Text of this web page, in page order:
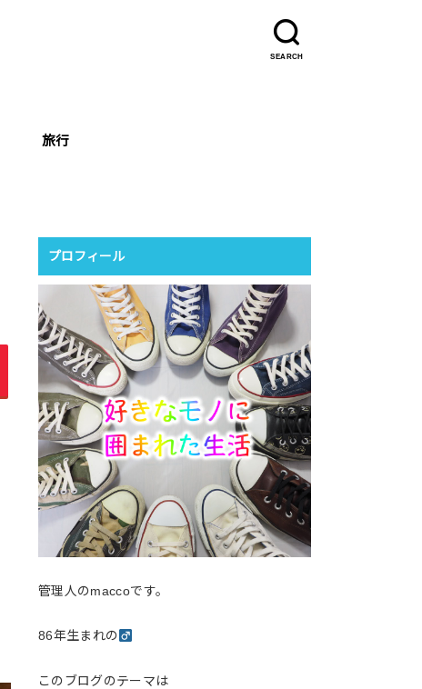
SEARCH
旅行
プロフィール
管理人のmaccoです。
86年生まれの
このブログのテーマは